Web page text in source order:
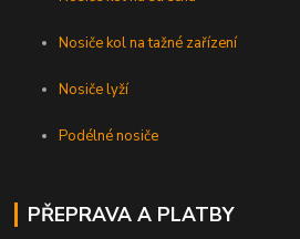
Nosiče kol na tažné zařízení
Nosiče lyží
Podélné nosiče
PŘEPRAVA A PLATBY